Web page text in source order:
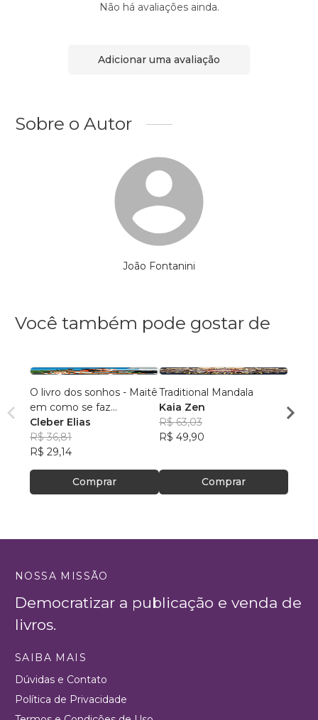
Não há avaliações ainda.
Adicionar uma avaliação
Sobre o Autor
João Fontanini
Você também pode gostar de
O livro dos sonhos - Maitê
em como se faz...
Cleber Elias
R$ 36,81
R$ 29,14
Comprar
Traditional Mandala
Kaia Zen
R$ 63,03
R$ 49,90
Comprar
colorir
NOSSA MISSÃO
Democratizar a publicação e venda de
livros.
SAIBA MAIS
Dúvidas e Contato
Política de Privacidade